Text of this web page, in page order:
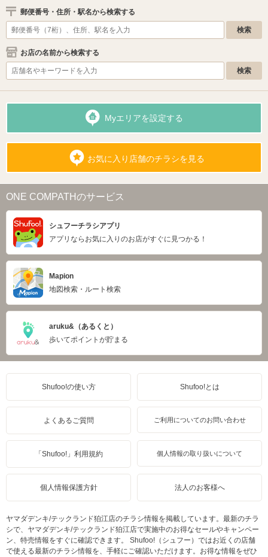
郵便番号・住所・駅名から検索する
お店の名前から検索する
Myエリアを設定する
お気に入り店舗のチラシを見る
ONE COMPATHのサービス
シュフーチラシアプリ
アプリならお気に入りのお店がすぐに見つかる！
Mapion
地図検索・ルート検索
aruku&（あるくと）
歩いてポイントが貯まる
Shufoo!の使い方 Shufoo!とは
よくあるご質問 ご利用についてのお問い合わせ
「Shufoo!」利用規約 個人情報の取り扱いについて
個人情報保護方針 法人のお客様へ
ヤマダデンキ/テックランド狛江店のチラシ情報を掲載しています。最新のチラ
シで、ヤマダデンキ/テックランド狛江店で実施中のお得なセールやキャンペー
ン、特売情報をすぐに確認できます。 Shufoo!（シュフー）ではお近くの店舗
で使える最新のチラシ情報を、手軽にご確認いただけます。お得な情報をぜひ